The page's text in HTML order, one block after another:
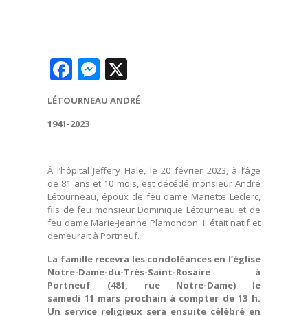
Facebook
Messenger
LÉTOURNEAU ANDRÉ
1941-2023
À l’hôpital Jeffery Hale, le 20 février 2023, à l’âge
de 81 ans et 10 mois, est décédé monsieur André
Létourneau, époux de feu dame Mariette Leclerc,
fils de feu monsieur Dominique Létourneau et de
feu dame Marie-Jeanne Plamondon. Il était natif et
demeurait à Portneuf.
La famille recevra les condoléances en l’église
Notre-Dame-du-Très-Saint-Rosaire à
Portneuf (481, rue Notre-Dame) le
samedi 11 mars prochain à compter de 13 h.
Un service religieux sera ensuite célébré en